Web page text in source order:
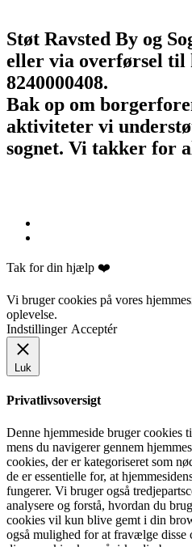
Støt Ravsted By og
eller via overførsel til
8240000408.
Bak op om
aktiviteter vi
sognet. Vi takker for
Tak for din hjælp ❤️
Vi bruger cookies på vores
oplevelse.
Indstillinger Acceptér
Luk
Privatlivsoversigt
Denne hjemmeside bruger cookies
mens du navigerer gennem
cookies, der er kategoriseret som
de er essentielle for, at
fungerer. Vi bruger også
analysere og forstå, hvordan du
cookies vil kun blive gemt i din
også mulighed for at fravælge